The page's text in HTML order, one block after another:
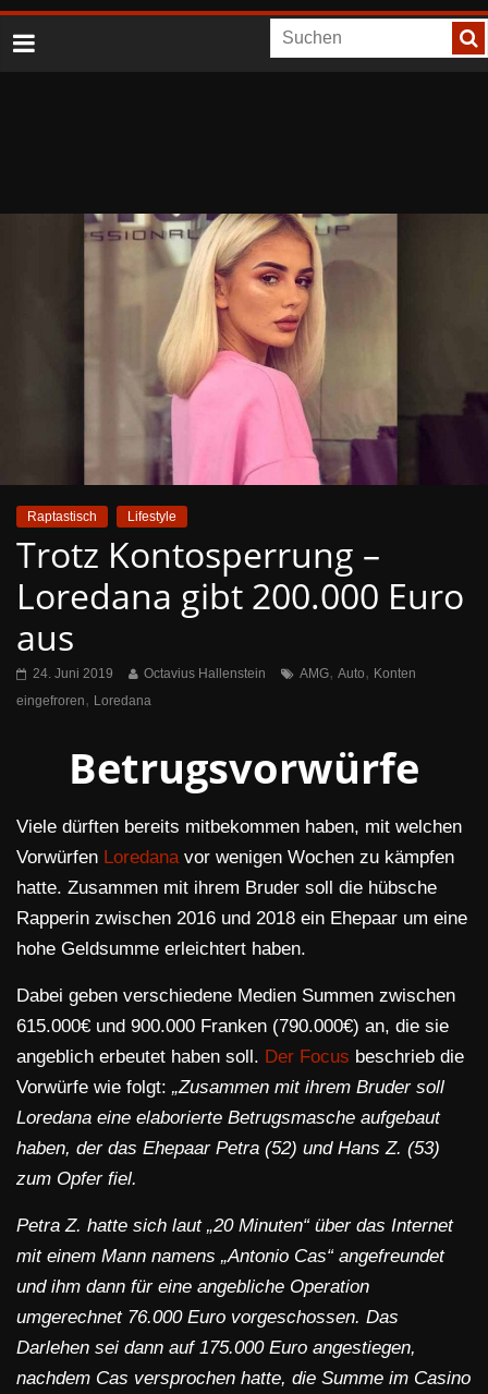
Raptastisch Lifestyle
Trotz Kontosperrung –
Loredana gibt 200.000 Euro
aus
24. Juni 2019 Octavius Hallenstein AMG, Auto, Konten
eingefroren, Loredana
Betrugsvorwürfe
Viele dürften bereits mitbekommen haben, mit welchen
Vorwürfen Loredanavor wenigen Wochen zu kämpfen
hatte. Zusammen mit ihrem Bruder soll die hübsche
Rapperin zwischen 2016 und 2018 ein Ehepaar um eine
hohe Geldsumme erleichtert haben.
Dabei geben verschiedene Medien Summen zwischen
615.000€ und 900.000 Franken (790.000€) an, die sie
angeblich erbeutet haben soll. Der Focus beschrieb die
Vorwürfe wie folgt: „Zusammen mit ihrem Bruder soll
Loredana eine elaborierte Betrugsmasche aufgebaut
haben, der das Ehepaar Petra (52) und Hans Z. (53)
zum Opfer fiel.
Petra Z. hatte sich laut „20 Minuten“ über das Internet
mit einem Mann namens „Antonio Cas“ angefreundet
und ihm dann für eine angebliche Operation
umgerechnet 76.000 Euro vorgeschossen. Das
Darlehen sei dann auf 175.000 Euro angestiegen,
nachdem Cas versprochen hatte, die Summe im Casino